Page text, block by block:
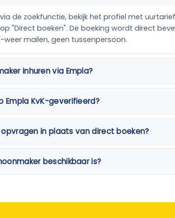
de zoekfunctie, bekijk het profiel met
"Direct boeken". De boeking wordt direct
mailen, geen tussenpersoon.
inhuren via Empla?
Empla KvK-geverifieerd?
in plaats van direct boeken?
beschikbaar is?